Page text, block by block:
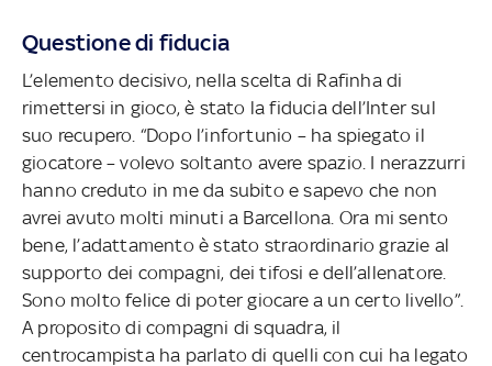
Questione di fiducia
L’elemento decisivo, nella scelta di Rafinha di
rimettersi in gioco, è stato la fiducia dell’Inter sul
suo recupero. “Dopo l’infortunio – ha spiegato il
giocatore – volevo soltanto avere spazio. I nerazzurri
hanno creduto in me da subito e sapevo che non
avrei avuto molti minuti a Barcellona. Ora mi sento
bene, l’adattamento è stato straordinario grazie al
supporto dei compagni, dei tifosi e dell’allenatore.
Sono molto felice di poter giocare a un certo livello”.
A proposito di compagni di squadra, il
centrocampista ha parlato di quelli con cui ha legato